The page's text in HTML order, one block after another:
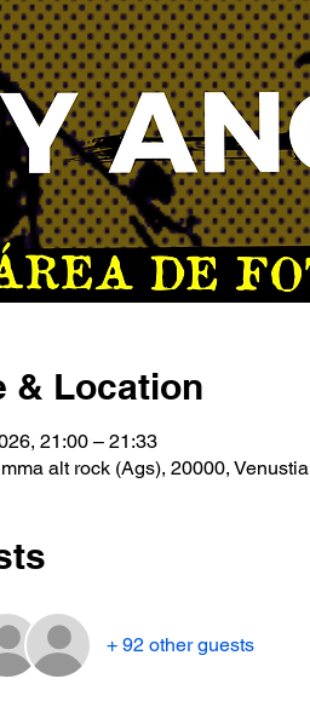
& Location
21:00 – 21:33
alt rock (Ags), 20000,
+ 92 other guests